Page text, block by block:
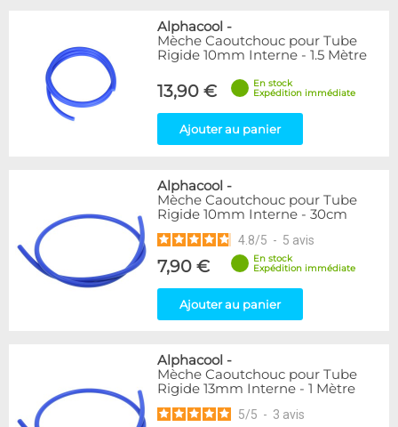
Alphacool -
Mèche Caoutchouc pour Tube
Rigide 10mm Interne - 1.5 Mètre
13,90 €
En stock
Expédition immédiate
Ajouter au panier
Alphacool -
Mèche Caoutchouc pour Tube
Rigide 10mm Interne - 30cm
4.8/5 - 5 avis
7,90 €
En stock
Expédition immédiate
Ajouter au panier
Alphacool -
Mèche Caoutchouc pour Tube
Rigide 13mm Interne - 1 Mètre
5/5 - 3 avis